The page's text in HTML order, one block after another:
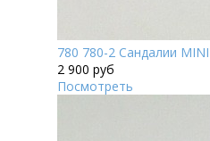
780 780-2 Сандалии
2 900 руб
Посмотреть